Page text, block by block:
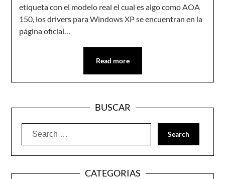
etiqueta con el modelo real el cual es algo como AOA
150, los drivers para Windows XP se encuentran en la
página oficial…
Read more
BUSCAR
CATEGORIAS